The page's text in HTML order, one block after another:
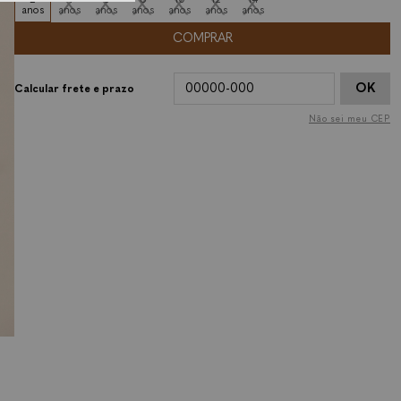
anos
anos
anos
anos
anos
anos
anos
COMPRAR
OK
Não sei meu CEP